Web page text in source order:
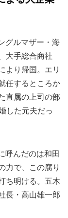
グルマザー・海
大手総合商社
より帰国。エリ
任するところか
直属の上司の部
した元夫だっ
呼んだのは和田
力で、この腐り
ち明ける。五木
長・高山雄一郎